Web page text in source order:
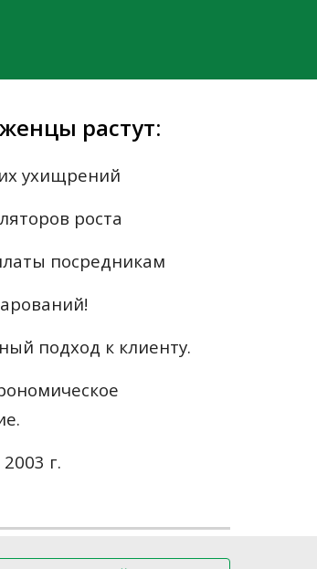
растут:
ухищрений
роста
посредникам
подход к клиенту.
г.